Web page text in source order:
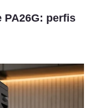
PA26G: perfis